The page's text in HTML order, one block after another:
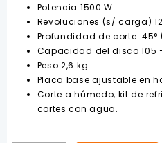
Potencia 1500 W
Revoluciones (s/ carga)
Profundidad de corte:
Capacidad del disco 105
Peso 2,6 kg
Placa base ajustable en
Corte a húmedo, kit de
cortes con agua.